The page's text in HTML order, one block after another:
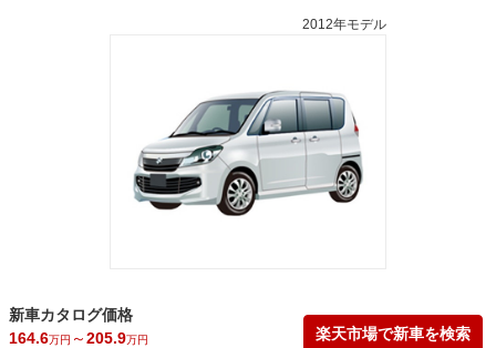
2012年モデル
新車カタログ価格
164.6万円 ～205.9万円 楽天市場で新車を検索